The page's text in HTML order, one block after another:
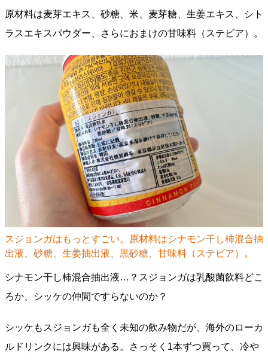
原材料は麦芽エキス、砂糖、米、麦芽糖、生姜エキス、シト
ラスエキスパウダー、さらにおまけの甘味料（ステビア）。
スジョンガはもっとすごい。原材料はシナモン干し柿混合抽
出液、砂糖、生姜抽出液、黒砂糖、甘味料（ステビア）。
シナモン干し柿混合抽出液…？スジョンガは乳酸菌飲料どこ
ろか、シッケの仲間ですらないのか？
シッケもスジョンガも全く未知の飲み物だが、海外のローカ
ルドリンクには興味がある。さっそく1本ずつ買って、冷や